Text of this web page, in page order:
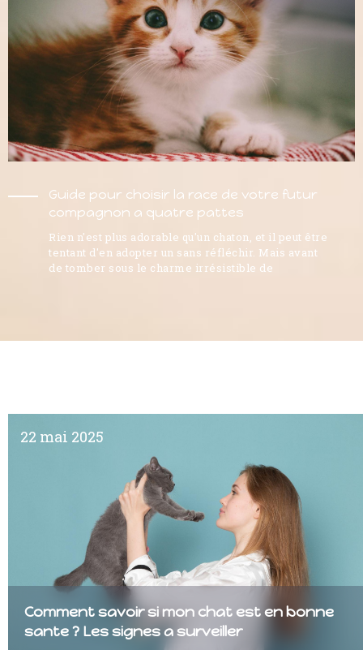
Guide pour choisir la race de votre futur
compagnon a quatre pattes
Rien n'est plus adorable qu'un chaton, et il peut être
tentant d'en adopter un sans réfléchir. Mais avant
de tomber sous le charme irrésistible de
22 mai 2025
Comment savoir si mon chat est en bonne
sante ? Les signes a surveiller